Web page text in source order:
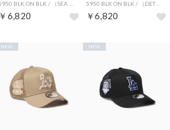
￥6,820 ￥6,820
NEW NEW